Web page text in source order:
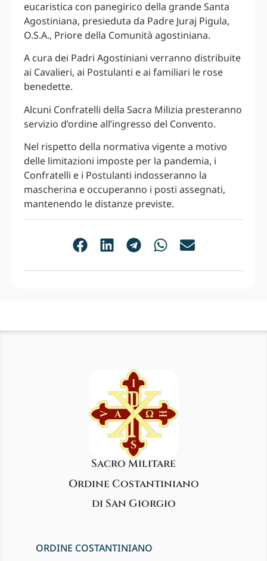
eucaristica con panegirico della grande Santa
Agostiniana, presieduta da Padre Juraj Pigula,
O.S.A., Priore della Comunità agostiniana.
A cura dei Padri Agostiniani verranno distribuite
ai Cavalieri, ai Postulanti e ai familiari le rose
benedette.
Alcuni Confratelli della Sacra Milizia presteranno
servizio d’ordine all’ingresso del Convento.
Nel rispetto della normativa vigente a motivo
delle limitazioni imposte per la pandemia, i
Confratelli e i Postulanti indosseranno la
mascherina e occuperanno i posti assegnati,
mantenendo le distanze previste.
Sacro Militare
Ordine Costantiniano
di San Giorgio
ORDINE COSTANTINIANO